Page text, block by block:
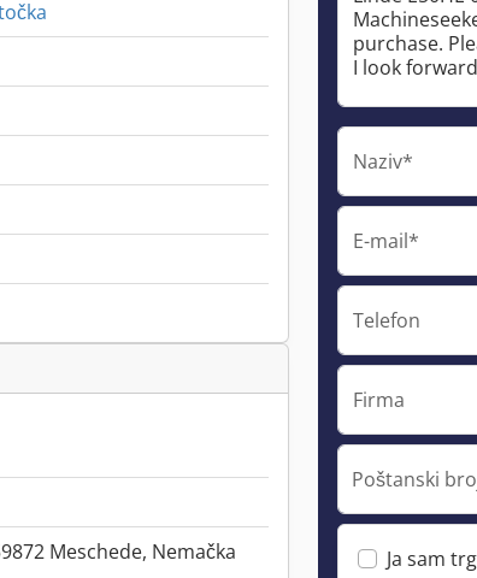
Meschede, Nemačka
Naziv*
E-mail*
Telefon
Firma
Poštanski
Ja sam